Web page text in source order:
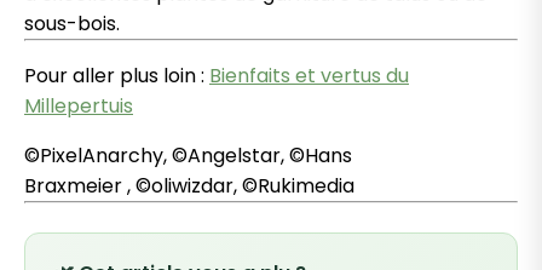
sous-bois.
Pour aller plus loin : Bienfaits et vertus du
Millepertuis
©PixelAnarchy, ©Angelstar, ©Hans
Braxmeier , ©oliwizdar, ©Rukimedia